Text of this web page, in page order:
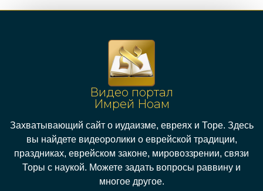
Видео портал
Имрей Ноам
Захватывающий сайт о иудаизме, евреях и Торе. Здесь
вы найдете видеоролики о еврейской традиции,
праздниках, еврейском законе, мировоззрении, связи
Торы с наукой. Можете задать вопросы раввину и
многое другое.